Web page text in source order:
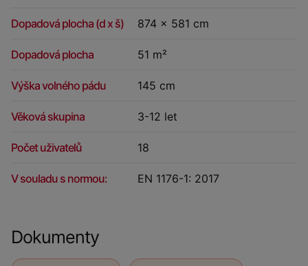
Dopadová plocha (d x š) 874 x 581 cm
Dopadová plocha 51 m²
Výška volného pádu 145 cm
Věková skupina 3-12 let
Počet uživatelů 18
V souladu s normou: EN 1176-1: 2017
Dokumenty